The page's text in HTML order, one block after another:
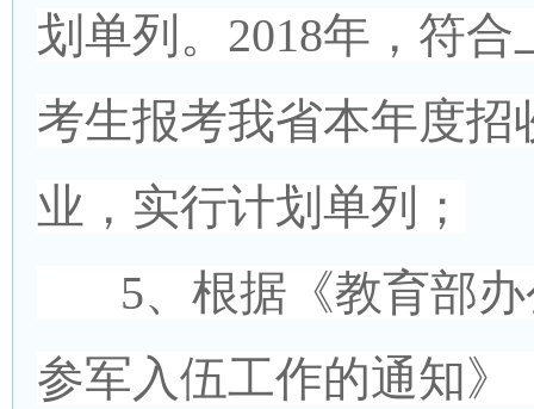
划单列。2018年，符
考生报考我省本年度
业，实行计划单列；
5、根据《教育部办
参军入伍工作的通知》